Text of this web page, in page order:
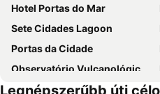
Hotel Vale Do Navio
Hotel Ponta Delgada
S&atilde;o Miguel Park Hotel
Hotel Verde Mar & SPA
Comercial Boutique Guest House
Hotel Portas do Mar
Sete Cidades Lagoon
Portas da Cidade
Observatório Vulcanológico dos Açores
Poça da Dona Beija
Legnépszerűbb úti